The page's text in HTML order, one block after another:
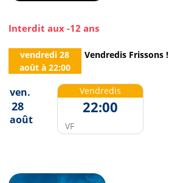
Interdit aux -12 ans
vendredi 28
aoûtà 22:00
Vendredis Frissons !
ven.
28
août
Vendredis
22:00
VF